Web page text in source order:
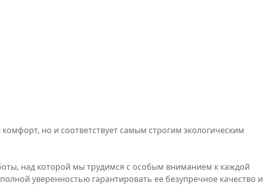
но и соответствует самым строгим экологическим
над которой мы трудимся с особым вниманием к каждой
уверенностью гарантировать ее безупречное качество и